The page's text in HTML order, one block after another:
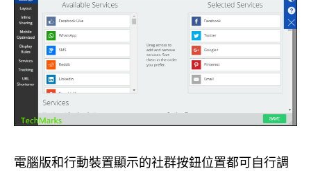
電腦版和行動裝置顯示的社群按鈕位置都可自行調